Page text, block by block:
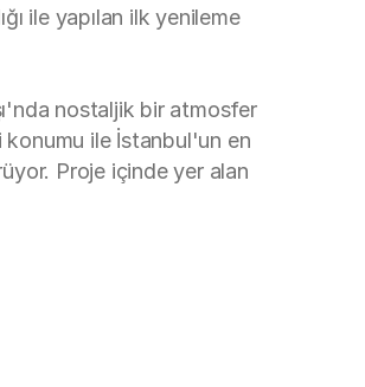
ile yapılan ilk yenileme
nostaljik bir atmosfer
konumu ile İstanbul'un en
Proje içinde yer alan